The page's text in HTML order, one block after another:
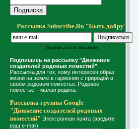
Рассылка Subscribe.Ru "Быть добру"
Подписаться письмом
Подпишись на рассылку "Движение
создателей родовых поместий"
Рассылка для тех, кому интересен образ
жизни на земле в гармонии с природой в
своём родовом поместье. Родовое
поместье – малая родина.
Рассылка группы Google
"Движение создателей родовых
поместий" Электронная почта (введите
ваш e-mail):